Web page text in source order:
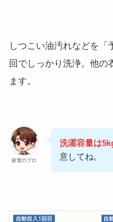
しつこい油汚れなどを「
回でしっかり洗浄。他の
ます。
家電のプロ
洗濯容量は
意してね。